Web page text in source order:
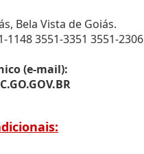
Bela Vista de Goiás.
1148 3551-3351 3551-2306
(e-mail):